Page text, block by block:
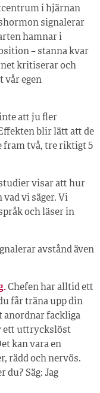
i hjärnan
signalerar
hamnar i
– stanna kvar
kritiserar och
vår egen
att ju fler
blir lätt att de
fram två, tre riktigt 5
visar att hur
vi säger. Vi
och läser in
avstånd även
Chefen har alltid ett
får träna upp din
anordnar fackliga
ett uttryckslöst
kan vara en
rädd och nervös.
du? Säg: Jag